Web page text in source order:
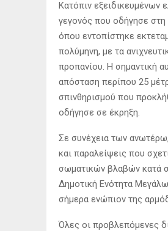
Κατόπιν
γεγονός που οδήγησε
όπου εντοπίστηκε
πολύμηνη, με τα
προπανίου. Η σημαντική
απόσταση περίπου 25
σπινθηρισμού που
οδήγησε σε έκρηξη.
Σε συνέχεια των
και παραλείψεις που
σωματικών βλαβών κατά
Δημοτική Ενότητα
σήμερα ενώπιον της
Όλες οι προβλεπόμενες